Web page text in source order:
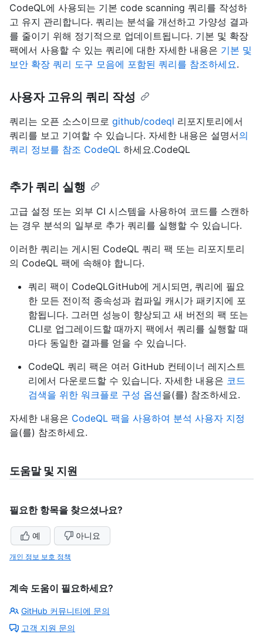
CodeQL에 사용되는 기본 code scanning 쿼리를 작성하
고 유지 관리합니다. 쿼리는 분석을 개선하고 가양성 결과
를 줄이기 위해 정기적으로 업데이트됩니다. 기본 및 확장
팩에서 사용할 수 있는 쿼리에 대한 자세한 내용은 기본 및
보안 확장 쿼리 도구 모음에 포함된 쿼리를 참조하세요.
사용자 고유의 쿼리 작성
쿼리는 오픈 소스이므로 github/codeql 리포지토리에서
쿼리를 보고 기여할 수 있습니다. 자세한 내용은 설명서의
쿼리 정보를 참조 CodeQL 하세요.CodeQL
추가 쿼리 실행
고급 설정 또는 외부 CI 시스템을 사용하여 코드를 스캔하
는 경우 분석의 일부로 추가 쿼리를 실행할 수 있습니다.
이러한 쿼리는 게시된 CodeQL 쿼리 팩 또는 리포지토리
의 CodeQL 팩에 속해야 합니다.
쿼리 팩이 CodeQLGitHub에 게시되면, 쿼리에 필요
한 모든 전이적 종속성과 컴파일 캐시가 패키지에 포
함됩니다. 그러면 성능이 향상되고 새 버전의 팩 또는
CLI로 업그레이드할 때까지 팩에서 쿼리를 실행할 때
마다 동일한 결과를 얻을 수 있습니다.
CodeQL 쿼리 팩은 여러 GitHub 컨테이너 레지스트
리에서 다운로드할 수 있습니다. 자세한 내용은 코드
검색을 위한 워크플로 구성 옵션을(를) 참조하세요.
자세한 내용은 CodeQL 팩을 사용하여 분석 사용자 지정
을(를) 참조하세요.
도움말 및 지원
필요한 항목을 찾으셨나요?
예 아니요
개인 정보 보호 정책
계속 도움이 필요하세요?
GitHub 커뮤니티에 문의
고객 지원 문의